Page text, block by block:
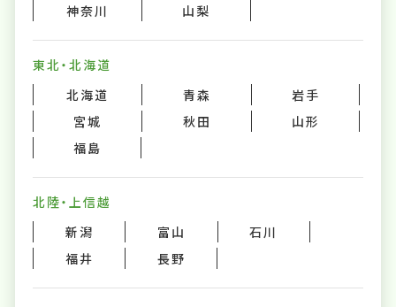
神奈川
山梨
東北・北海道
北海道
青森
岩手
宮城
秋田
山形
福島
北陸・上信越
新潟
富山
石川
福井
長野